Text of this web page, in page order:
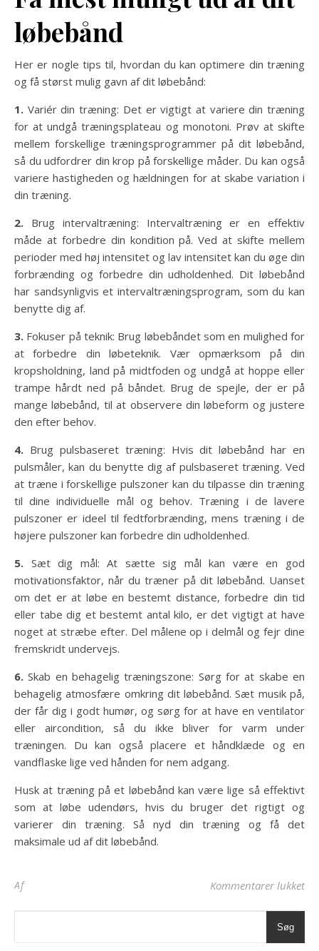
løbebånd
Her er nogle tips til, hvordan du kan optimere din træning
og få størst mulig gavn af dit løbebånd:
1. Variér din træning: Det er vigtigt at variere din træning
for at undgå træningsplateau og monotoni. Prøv at skifte
mellem forskellige træningsprogrammer på dit løbebånd,
så du udfordrer din krop på forskellige måder. Du kan også
variere hastigheden og hældningen for at skabe variation i
din træning.
2. Brug intervaltræning: Intervaltræning er en effektiv
måde at forbedre din kondition på. Ved at skifte mellem
perioder med høj intensitet og lav intensitet kan du øge din
forbrænding og forbedre din udholdenhed. Dit løbebånd
har sandsynligvis et intervaltræningsprogram, som du kan
benytte dig af.
3. Fokuser på teknik: Brug løbebåndet som en mulighed for
at forbedre din løbeteknik. Vær opmærksom på din
kropsholdning, land på midtfoden og undgå at hoppe eller
trampe hårdt ned på båndet. Brug de spejle, der er på
mange løbebånd, til at observere din løbeform og justere
den efter behov.
4. Brug pulsbaseret træning: Hvis dit løbebånd har en
pulsmåler, kan du benytte dig af pulsbaseret træning. Ved
at træne i forskellige pulszoner kan du tilpasse din træning
til dine individuelle mål og behov. Træning i de lavere
pulszoner er ideel til fedtforbrænding, mens træning i de
højere pulszoner kan forbedre din udholdenhed.
5. Sæt dig mål: At sætte sig mål kan være en god
motivationsfaktor, når du træner på dit løbebånd. Uanset
om det er at løbe en bestemt distance, forbedre din tid
eller tabe dig et bestemt antal kilo, er det vigtigt at have
noget at stræbe efter. Del målene op i delmål og fejr dine
fremskridt undervejs.
6.Skab en behagelig træningszone: Sørg for at skabe en
behagelig atmosfære omkring dit løbebånd. Sæt musik på,
der får dig i godt humør, og sørg for at have en ventilator
eller aircondition, så du ikke bliver for varm under
træningen. Du kan også placere et håndklæde og en
vandflaske lige ved hånden for nem adgang.
Husk at træning på et løbebånd kan være lige så effektivt
som at løbe udendørs, hvis du bruger det rigtigt og
varierer din træning. Så nyd din træning og få det
maksimale ud af dit løbebånd.
Af Kommentarer lukkettil
Søg